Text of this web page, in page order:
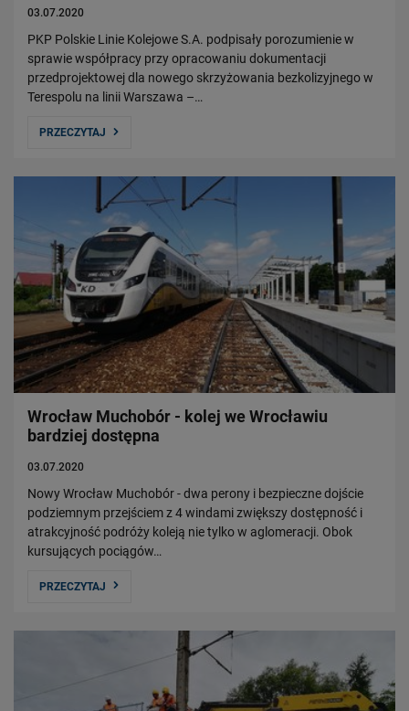
03.07.2020
PKP Polskie Linie Kolejowe S.A. podpisały porozumienie w
sprawie współpracy przy opracowaniu dokumentacji
przedprojektowej dla nowego skrzyżowania bezkolizyjnego w
Terespolu na linii Warszawa –…
PRZECZYTAJ
Wrocław Muchobór - kolej we Wrocławiu
bardziej dostępna
03.07.2020
Nowy Wrocław Muchobór - dwa perony i bezpieczne dojście
podziemnym przejściem z 4 windami zwiększy dostępność i
atrakcyjność podróży koleją nie tylko w aglomeracji. Obok
kursujących pociągów…
PRZECZYTAJ